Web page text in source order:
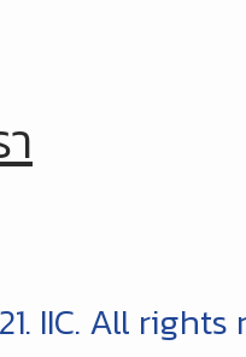
IIC. All rights